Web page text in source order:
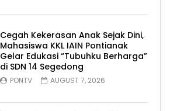
Cegah Kekerasan Anak Sejak Dini,
Mahasiswa KKL IAIN Pontianak
Gelar Edukasi “Tubuhku Berharga”
di SDN 14 Segedong
PONTV AUGUST 7, 2026